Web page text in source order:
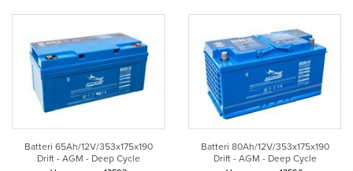
Batteri 65Ah/12V/353x175x190
Drift - AGM - Deep Cycle
Batteri 80Ah/12V/353x175x190
Drift - AGM - Deep Cycle